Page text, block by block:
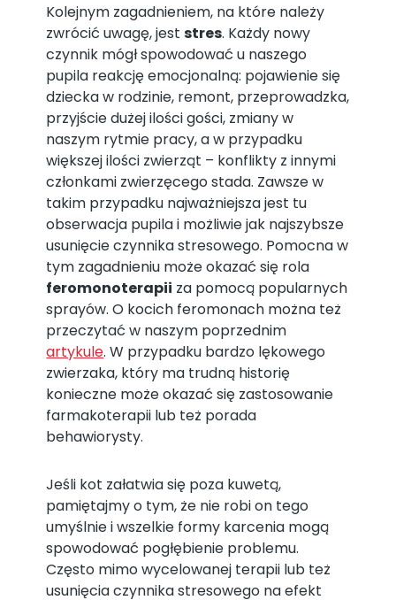
Kolejnym zagadnieniem, na które należy
zwrócić uwagę, jeststres. Każdy nowy
czynnik mógł spowodować u naszego
pupila reakcję emocjonalną: pojawienie się
dziecka w rodzinie, remont, przeprowadzka,
przyjście dużej ilości gości, zmiany w
naszym rytmie pracy, a w przypadku
większej ilości zwierząt – konflikty z innymi
członkami zwierzęcego stada. Zawsze w
takim przypadku najważniejsza jest tu
obserwacja pupila i możliwie jak najszybsze
usunięcie czynnika stresowego. Pomocna w
tym zagadnieniu może okazać się rola
feromonoterapii za pomocą popularnych
sprayów. O kocich feromonach można też
przeczytać w naszym poprzednim
artykule. W przypadku bardzo lękowego
zwierzaka, który ma trudną historię
konieczne może okazać się zastosowanie
farmakoterapii lub też porada
behawiorysty.
Jeśli kot załatwia się poza kuwetą,
pamiętajmy o tym, że nie robi on tego
umyślnie i wszelkie formy karcenia mogą
spowodować pogłębienie problemu.
Często mimo wycelowanej terapii lub też
usunięcia czynnika stresowego na efekt